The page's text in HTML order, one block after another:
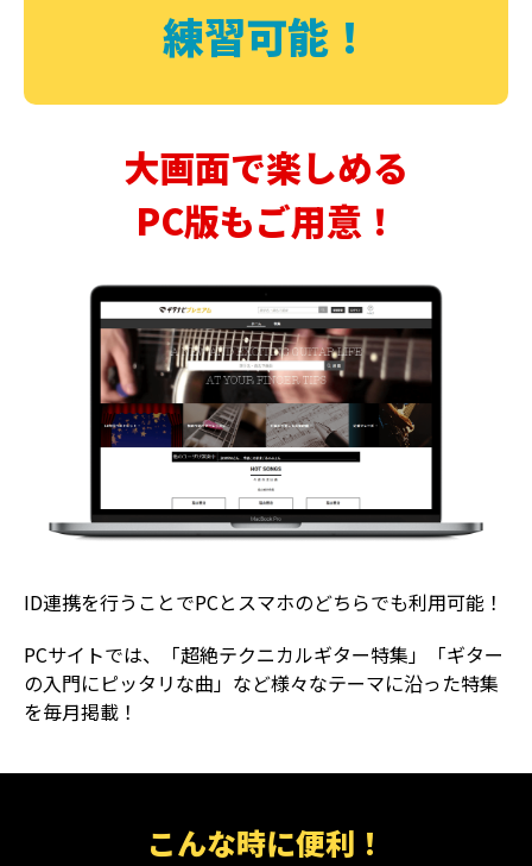
練習可能！
大画面で楽しめる
PC版もご用意！
ID連携を行うことでPCとスマホのどちらでも利用可能！
PCサイトでは、「超絶テクニカルギター特集」「ギター
の入門にピッタリな曲」など様々なテーマに沿った特集
を毎月掲載！
こんな時に便利！